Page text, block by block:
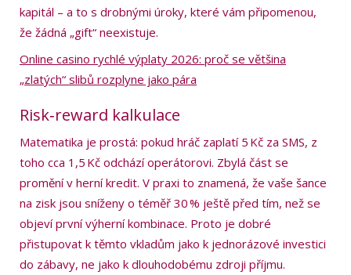
kapitál – a to s drobnými úroky, které vám připomenou,
že žádná „gift“ neexistuje.
Online casino rychlé výplaty 2026: proč se většina
„zlatých“ slibů rozplyne jako pára
Risk‑reward kalkulace
Matematika je prostá: pokud hráč zaplatí 5 Kč za SMS, z
toho cca 1,5 Kč odchází operátorovi. Zbylá část se
promění v herní kredit. V praxi to znamená, že vaše šance
na zisk jsou sníženy o téměř 30 % ještě před tím, než se
objeví první výherní kombinace. Proto je dobré
přistupovat k těmto vkladům jako k jednorázové investici
do zábavy, ne jako k dlouhodobému zdroji příjmu.